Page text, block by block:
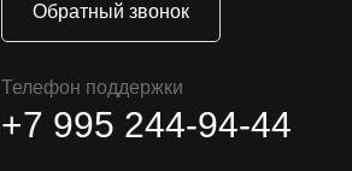
Обратный звонок
Телефон поддержки
+7 995 244-94-44